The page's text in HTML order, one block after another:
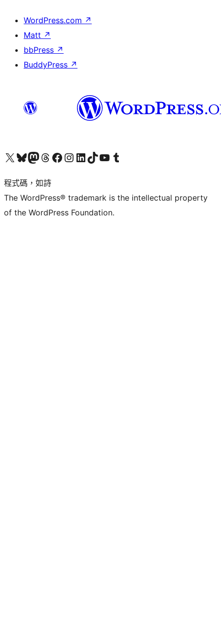
WordPress.com ↗
Matt ↗
bbPress ↗
BuddyPress ↗
查看我們的 X (之前的 Twitter) 帳號造訪我們的 Bluesky 帳號造訪我們的 Mastodon 帳號造訪我們的 Threads 帳號 造訪我們的 Facebook 粉絲專頁Visit our Instagram account
Visit our LinkedIn account
造訪我們的 TikTok 帳號Visit our YouTube channel
造訪我們的 Tumblr 帳號
程式碼，如詩
The WordPress® trademark is the intellectual property
of the WordPress Foundation.